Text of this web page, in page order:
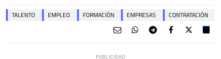
TALENTO EMPLEO FORMACIÓN EMPRESAS CONTRATACIÓN